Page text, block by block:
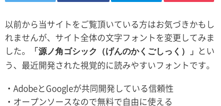
以前から当サイトをご覧頂いている方はお気づきかもし
れませんが、サイト全体の文字フォントを変更してみま
した。
「源ノ角ゴシック（げんのかくごしっく）」
とい
う、最近開発された視覚的に読みやすいフォントです。
・AdobeとGoogleが共同開発している信頼性
・オープンソースなので無料で自由に使える